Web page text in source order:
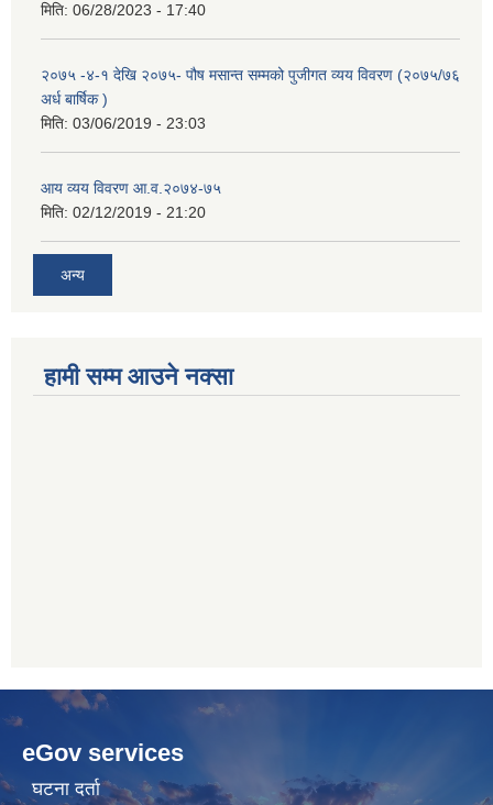
मिति: 06/28/2023 - 17:40
२०७५ -४-१ देखि २०७५- पौष मसान्त सम्मको पुजीगत व्यय विवरण (२०७५/७६
अर्ध बार्षिक )
मिति: 03/06/2019 - 23:03
आय व्यय विवरण आ.व.२०७४-७५
मिति: 02/12/2019 - 21:20
अन्य
हामी सम्म आउने नक्सा
betwild
cratosroyalbet
bahis
siteleri
hdasianporns.net
lunadark.org
bahis
siteleri
eGov services
घटना दर्ता